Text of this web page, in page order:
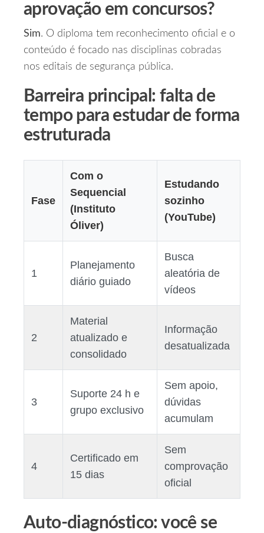
aprovação em concursos?
Sim. O diploma tem reconhecimento oficial e o
conteúdo é focado nas disciplinas cobradas
nos editais de segurança pública.
Barreira principal: falta de
tempo para estudar de forma
estruturada
Fase
Com o
Sequencial
(Instituto
Óliver)
Estudando
sozinho
(YouTube)
1
Planejamento
diário guiado
Busca
aleatória de
vídeos
2
Material
atualizado e
consolidado
Informação
desatualizada
3
Suporte 24 h e
grupo exclusivo
Sem apoio,
dúvidas
acumulam
4
Certificado em
15 dias
Sem
comprovação
oficial
Auto‑diagnóstico: você se